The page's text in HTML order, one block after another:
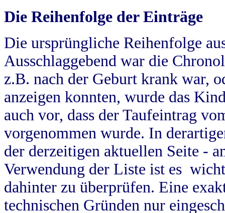
Die Reihenfolge der Einträge
Die ursprüngliche Reihenfolge
Ausschlaggebend war die
z.B. nach der Geburt krank war,
anzeigen konnten, wurde das
auch vor, dass der Taufeintrag
vorgenommen wurde. In
der derzeitigen aktuellen Seite -
Verwendung der Liste ist es
dahinter zu überprüfen. Eine
technischen Gründen nur